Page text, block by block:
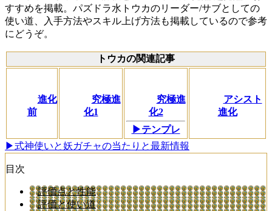
すすめを掲載。パズドラ水トウカのリーダー/サブとしての
使い道、入手方法やスキル上げ方法も掲載しているので参考
にどうぞ。
トウカの関連記事
進化
前
究極進
化1
究極進
化2
▶テンプレ
アシスト
進化
▶式神使いと妖ガチャの当たりと最新情報
目次
評価点と性能
評価と使い道